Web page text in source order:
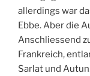
allerdings war
Ebbe. Aber die
Anschliessend
Frankreich,
Sarlat und